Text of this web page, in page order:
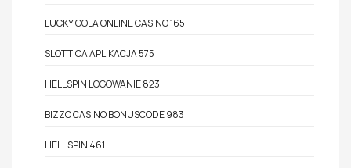
LUCKY COLA ONLINE CASINO 165
SLOTTICA APLIKACJA 575
HELLSPIN LOGOWANIE 823
BIZZO CASINO BONUSCODE 983
HELL SPIN 461